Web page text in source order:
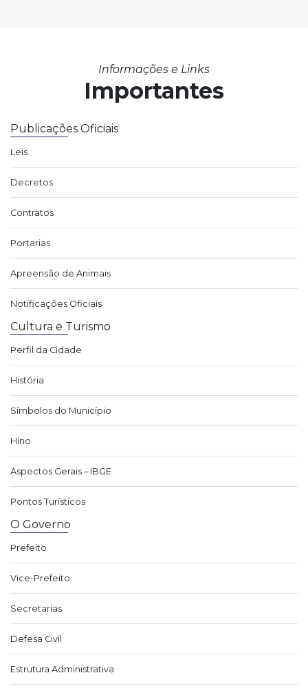
Informações e Links
Importantes
Publicações Oficiais
Leis
Decretos
Contratos
Portarias
Apreensão de Animais
Notificações Oficiais
Cultura e Turismo
Perfil da Cidade
História
Símbolos do Município
Hino
Aspectos Gerais – IBGE
Pontos Turísticos
O Governo
Prefeito
Vice-Prefeito
Secretarias
Defesa Civil
Estrutura Administrativa